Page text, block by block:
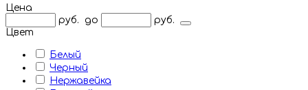
Цена
руб.
до
руб.
Цвет
Белый
Черный
Нержавейка